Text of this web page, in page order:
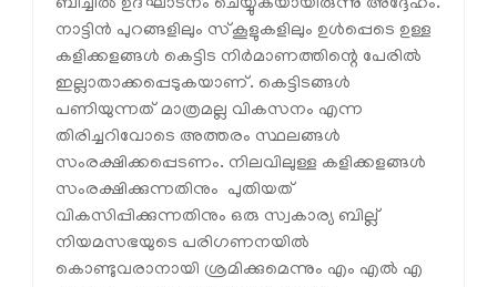
ബീച്ചില്‍ ഉദ്ഘാടനം ചെയ്യുകയായിരുന്നു അദ്ദേഹം.
നാട്ടിന്‍ പുറങ്ങളിലും സ്‌കൂളുകളിലും ഉള്‍പ്പെടെ ഉള്ള
കളിക്കളങ്ങള്‍ കെട്ടിട നിര്‍മാണത്തിന്റെ പേരില്‍
ഇല്ലാതാക്കപ്പെടുകയാണ്. കെട്ടിടങ്ങള്‍
പണിയുന്നത് മാത്രമല്ല വികസനം എന്ന
തിരിച്ചറിവോടെ അത്തരം സ്ഥലങ്ങള്‍
സംരക്ഷിക്കപ്പെടണം. നിലവിലുള്ള കളിക്കളങ്ങള്‍
സംരക്ഷിക്കുന്നതിനും പുതിയത്
വികസിപ്പിക്കുന്നതിനും ഒരു സ്വകാര്യ ബില്ല്
നിയമസഭയുടെ പരിഗണനയില്‍
കൊണ്ടുവരാനായി ശ്രമിക്കുമെന്നും എം എല്‍ എ